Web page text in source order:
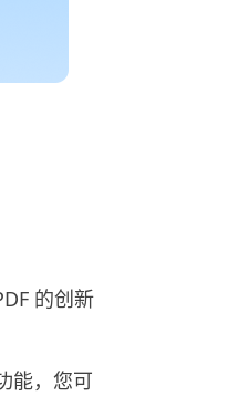
的创新
能，您可